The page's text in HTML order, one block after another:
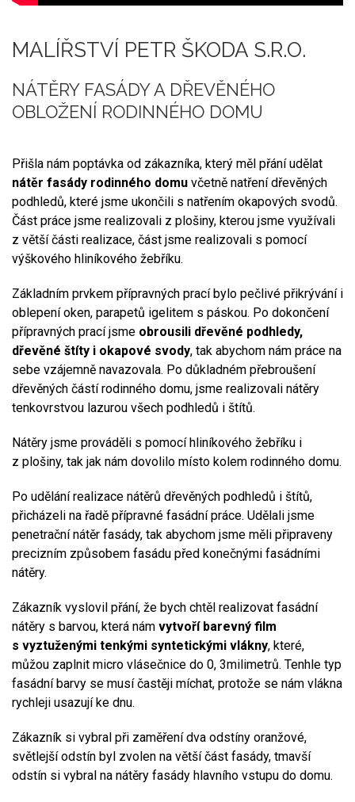
MALÍŘSTVÍ PETR ŠKODA S.R.O.
NÁTĚRY FASÁDY A DŘEVĚNÉHO
OBLOŽENÍ RODINNÉHO DOMU
Přišla nám poptávka od zákazníka, který měl přání udělat
nátěr fasády rodinného domu včetně natření dřevěných
podhledů, které jsme ukončili s natřením okapových svodů.
Část práce jsme realizovali z plošiny, kterou jsme využívali
z větší části realizace, část jsme realizovali s pomocí
výškového hliníkového žebříku.
Základním prvkem přípravných prací bylo pečlivé přikrývání i
oblepení oken, parapetů igelitem s páskou. Po dokončení
přípravných prací jsme obrousili dřevěné podhledy,
dřevěné štíty i okapové svody, tak abychom nám práce na
sebe vzájemně navazovala. Po důkladném přebroušení
dřevěných částí rodinného domu, jsme realizovali nátěry
tenkovrstvou lazurou všech podhledů i štítů.
Nátěry jsme prováděli s pomocí hliníkového žebříku i
z plošiny, tak jak nám dovolilo místo kolem rodinného domu.
Po udělání realizace nátěrů dřevěných podhledů i štítů,
přicházeli na řadě přípravné fasádní práce. Udělali jsme
penetrační nátěr fasády, tak abychom jsme měli připraveny
precizním způsobem fasádu před konečnými fasádními
nátěry.
Zákazník vyslovil přání, že bych chtěl realizovat fasádní
nátěry s barvou, která nám vytvoří barevný film
s vyztuženými tenkými syntetickými vlákny, které,
můžou zaplnit micro vlásečnice do 0, 3milimetrů. Tenhle typ
fasádní barvy se musí častěji míchat, protože se nám vlákna
rychleji usazují ke dnu.
Zákazník si vybral při zaměření dva odstíny oranžové,
světlejší odstín byl zvolen na větší část fasády, tmavší
odstín si vybral na nátěry fasády hlavního vstupu do domu.